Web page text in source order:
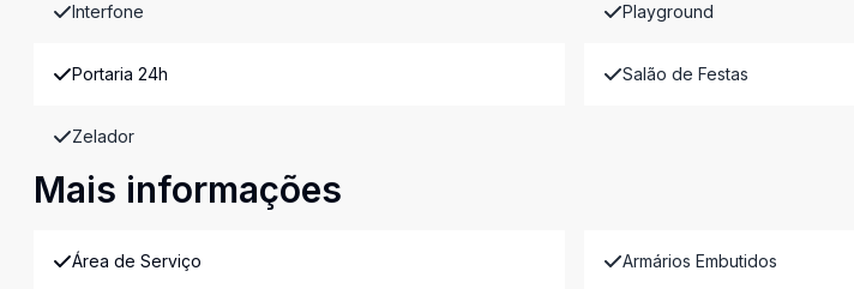
Interfone Playground
Portaria 24h Salão de Festas
Zelador
Mais informações
Área de Serviço Armários Embutidos